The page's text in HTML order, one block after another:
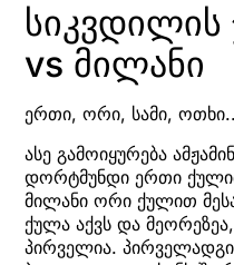
სიკვდილის
vs მილანი
ერთი, ორი, სამი, ოთხი..
ასე გამოიყურება
დორტმუნდი ერთი
მილანი ორი ქულით
ქულა აქვს და
პირველია.